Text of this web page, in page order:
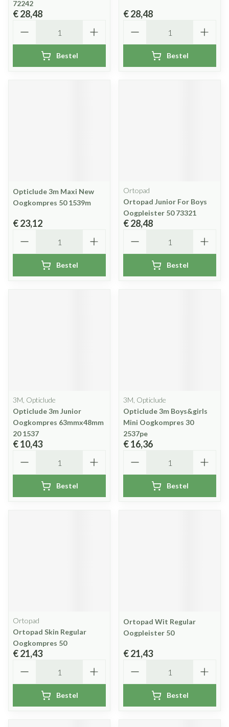
72242
€ 28,48
Bestel
€ 28,48
Bestel
Opticlude 3m Maxi New
Oogkompres 50 1539m
€ 23,12
Bestel
Ortopad
Ortopad Junior For Boys
Oogpleister 50 73321
€ 28,48
Bestel
3M, Opticlude
Opticlude 3m Junior
Oogkompres 63mmx48mm
20 1537
€ 10,43
Bestel
3M, Opticlude
Opticlude 3m Boys&girls
Mini Oogkompres 30
2537pe
€ 16,36
Bestel
Ortopad
Ortopad Skin Regular
Oogkompres 50
€ 21,43
Bestel
Ortopad Wit Regular
Oogpleister 50
€ 21,43
Bestel